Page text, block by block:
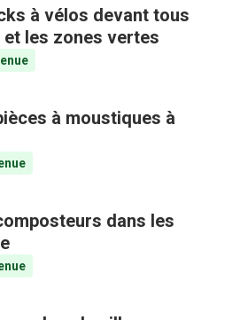
à vélos devant tous
les zones vertes
à moustiques à
dans les